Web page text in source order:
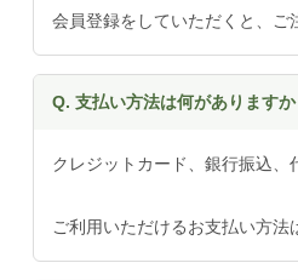
会員登録をしていただくと、ご
Q. 支払い方法は何がありますか
クレジットカード、銀行振込、
ご利用いただけるお支払い方法